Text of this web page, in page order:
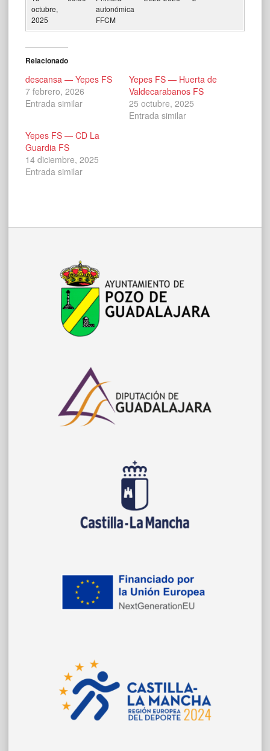
octubre,
2025
autonómica
FFCM
Relacionado
descansa — Yepes FS
7 febrero, 2026
Entrada similar
Yepes FS — Huerta de
Valdecarabanos FS
25 octubre, 2025
Entrada similar
Yepes FS — CD La
Guardia FS
14 diciembre, 2025
Entrada similar